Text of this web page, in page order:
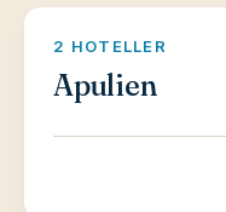
2 HOTELLER
Apulien